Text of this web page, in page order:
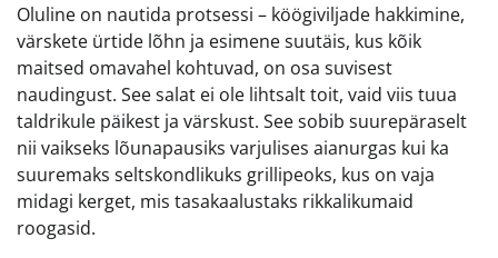
Oluline on nautida protsessi – köögiviljade hakkimine,
värskete ürtide lõhn ja esimene suutäis, kus kõik
maitsed omavahel kohtuvad, on osa suvisest
naudingust. See salat ei ole lihtsalt toit, vaid viis tuua
taldrikule päikest ja värskust. See sobib suurepäraselt
nii vaikseks lõunapausiks varjulises aianurgas kui ka
suuremaks seltskondlikuks grillipeoks, kus on vaja
midagi kerget, mis tasakaalustaks rikkalikumaid
roogasid.